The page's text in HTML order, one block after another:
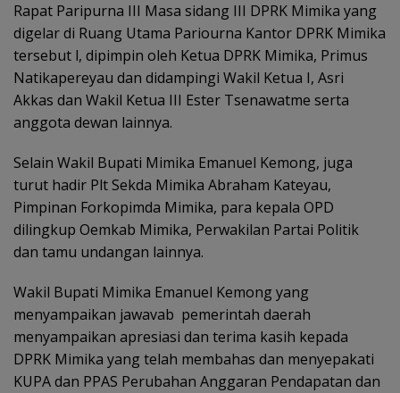
Rapat Paripurna III Masa sidang III DPRK Mimika yang
digelar di Ruang Utama Pariourna Kantor DPRK Mimika
tersebut l, dipimpin oleh Ketua DPRK Mimika, Primus
Natikapereyau dan didampingi Wakil Ketua I, Asri
Akkas dan Wakil Ketua III Ester Tsenawatme serta
anggota dewan lainnya.
Selain Wakil Bupati Mimika Emanuel Kemong, juga
turut hadir Plt Sekda Mimika Abraham Kateyau,
Pimpinan Forkopimda Mimika, para kepala OPD
dilingkup Oemkab Mimika, Perwakilan Partai Politik
dan tamu undangan lainnya.
Wakil Bupati Mimika Emanuel Kemong yang
menyampaikan jawavab pemerintah daerah
menyampaikan apresiasi dan terima kasih kepada
DPRK Mimika yang telah membahas dan menyepakati
KUPA dan PPAS Perubahan Anggaran Pendapatan dan